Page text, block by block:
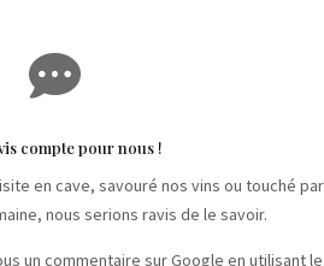

compte pour nous !
en cave, savouré nos vins ou touché par
nous serions ravis de le savoir.
un commentaire sur Google en utilisant le